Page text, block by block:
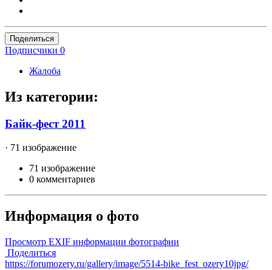
Поделиться
Подписчики 0
Жалоба
Из категории:
Байк-фест 2011
· 71 изображение
71 изображение
0 комментариев
Информация о фото
Просмотр EXIF информации фотографии
Поделиться
https://forumozery.ru/gallery/image/5514-bike_fest_ozery10jpg/